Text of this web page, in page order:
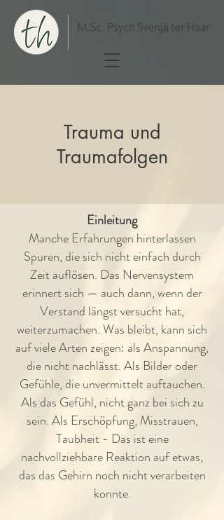
Trauma und
Traumafolgen
Einleitung
Manche Erfahrungen hinterlassen
Spuren, die sich nicht einfach durch
Zeit auflösen. Das Nervensystem
erinnert sich — auch dann, wenn der
Verstand längst versucht hat,
weiterzumachen. Was bleibt, kann sich
auf viele Arten zeigen: als Anspannung,
die nicht nachlässt. Als Bilder oder
Gefühle, die unvermittelt auftauchen.
Als das Gefühl, nicht ganz bei sich zu
sein. Als Erschöpfung, Misstrauen,
Taubheit - Das ist eine
nachvollziehbare Reaktion auf etwas,
das das Gehirn noch nicht verarbeiten
konnte.